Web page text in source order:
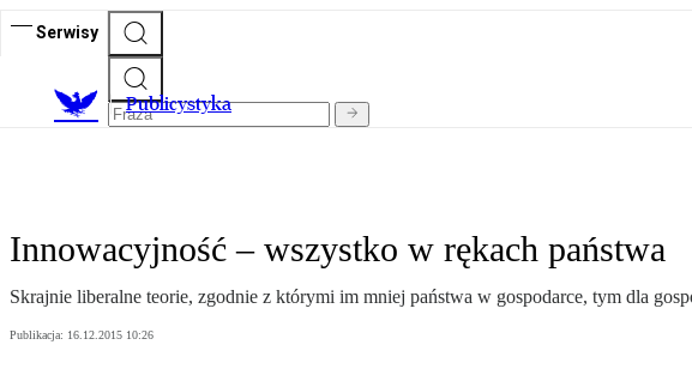
Serwisy
Publicystyka
Innowacyjność – wszystko w rękach państwa
Skrajnie liberalne teorie, zgodnie z którymi im mniej państwa w gospodarce, tym dla
Publikacja: 16.12.2015 10:26